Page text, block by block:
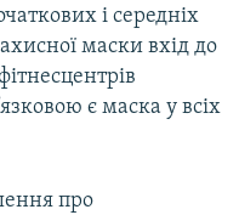
і середніх
маски вхід до
є маска у всіх
про